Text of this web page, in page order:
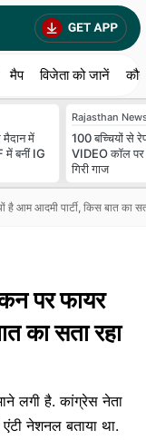
मैप विजेता को जानें
में
में बनीं IG
Rajasthan
100 बच्चियों से
VIDEO कॉल
गिरी गाज
आम आदमी पार्टी, किस बात का
पर फायर
का सता रहा
लगी है. कांग्रेस नेता
नेशनल बताया था.